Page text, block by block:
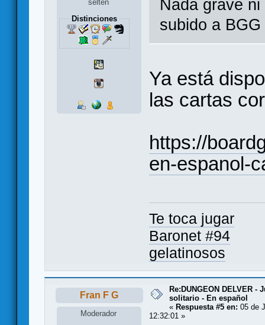
selten
Distinciones
Nada grave
subido a
Ya está
las cartas
https://
en-espanol-
Te toca jugar
Baronet #94
gelatinosos
Fran F G
Moderador
Re:DUNGEON DELVER -
solitario - En español
« Respuesta #5 en: 05 de
12:32:01 »